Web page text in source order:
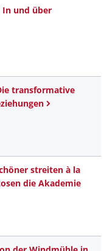
| In und über
transformative
streiten à la
die Akademie